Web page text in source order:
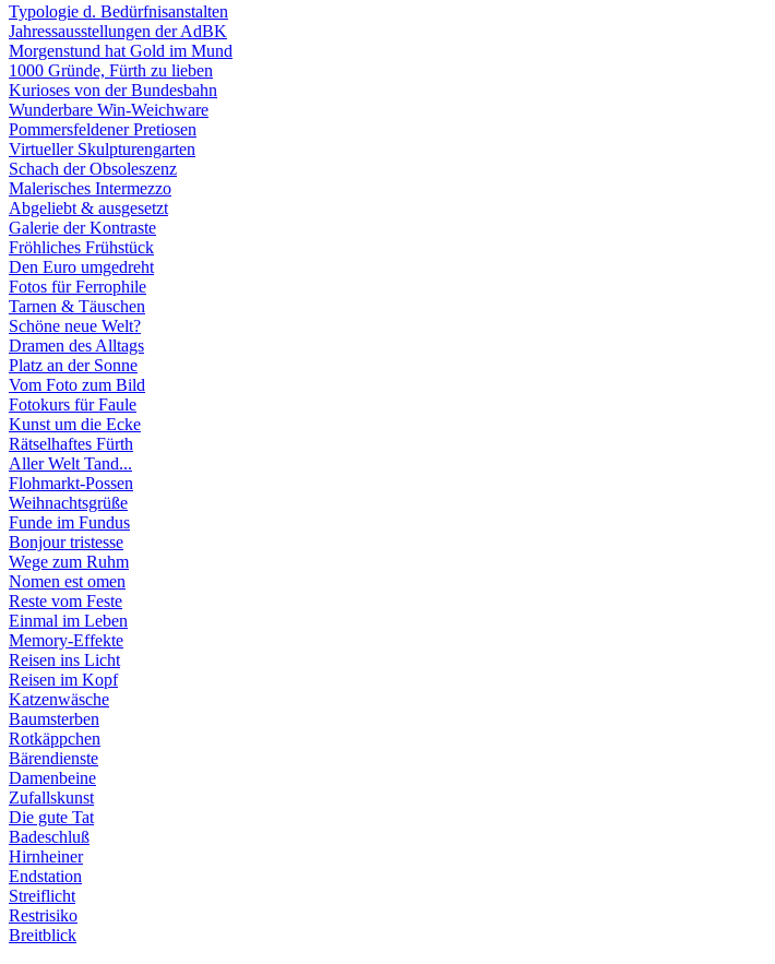
Typologie d. Bedürfnisanstalten
Jahressausstellungen der AdBK
Morgenstund hat Gold im Mund
1000 Gründe, Fürth zu lieben
Kurioses von der Bundesbahn
Wunderbare Win-Weichware
Pommersfeldener Pretiosen
Virtueller Skulpturengarten
Schach der Obsoleszenz
Malerisches Intermezzo
Abgeliebt & ausgesetzt
Galerie der Kontraste
Fröhliches Frühstück
Den Euro umgedreht
Fotos für Ferrophile
Tarnen & Täuschen
Schöne neue Welt?
Dramen des Alltags
Platz an der Sonne
Vom Foto zum Bild
Fotokurs für Faule
Kunst um die Ecke
Rätselhaftes Fürth
Aller Welt Tand...
Flohmarkt-Possen
Weihnachtsgrüße
Funde im Fundus
Bonjour tristesse
Wege zum Ruhm
Nomen est omen
Reste vom Feste
Einmal im Leben
Memory-Effekte
Reisen ins Licht
Reisen im Kopf
Katzenwäsche
Baumsterben
Rotkäppchen
Bärendienste
Damenbeine
Zufallskunst
Die gute Tat
Badeschluß
Hirnheiner
Endstation
Streiflicht
Restrisiko
Breitblick